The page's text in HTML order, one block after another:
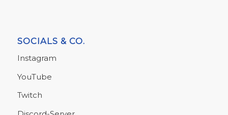
SOCIALS & CO.
Instagram
YouTube
Twitch